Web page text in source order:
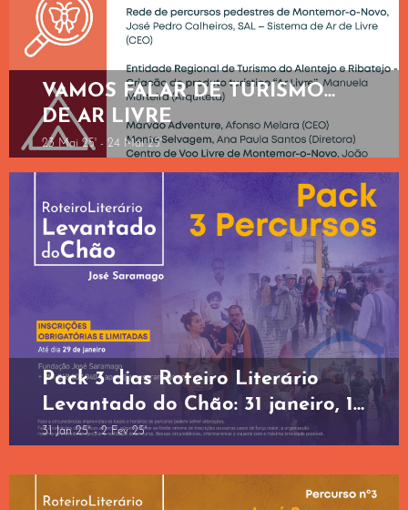
VAMOS FALAR DE TURISMO…
DE AR LIVRE
23 Mai 25' - 24 Mai 25'
Pack 3 dias Roteiro Literário
Levantado do Chão: 31 janeiro, 1
e 2 Fevereiro 2025
31 Jan 25' - 2 Fev 25'